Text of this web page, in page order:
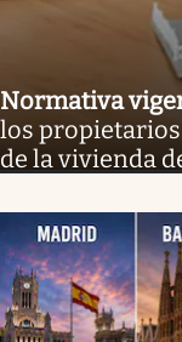
Normativa
los
de la vivienda